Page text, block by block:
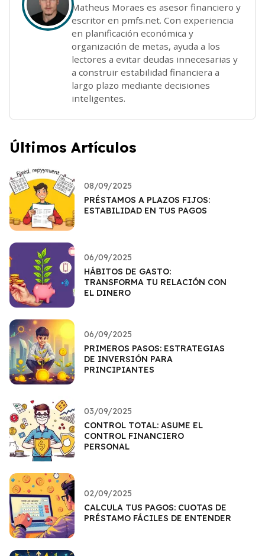
Matheus Moraes es asesor financiero y
escritor en pmfs.net. Con experiencia
en planificación económica y
organización de metas, ayuda a los
lectores a evitar deudas innecesarias y
a construir estabilidad financiera a
largo plazo mediante decisiones
inteligentes.
Últimos Artículos
08/09/2025
PRÉSTAMOS A PLAZOS FIJOS:
ESTABILIDAD EN TUS PAGOS
06/09/2025
HÁBITOS DE GASTO:
TRANSFORMA TU RELACIÓN CON
EL DINERO
06/09/2025
PRIMEROS PASOS: ESTRATEGIAS
DE INVERSIÓN PARA
PRINCIPIANTES
03/09/2025
CONTROL TOTAL: ASUME EL
CONTROL FINANCIERO
PERSONAL
02/09/2025
CALCULA TUS PAGOS: CUOTAS DE
PRÉSTAMO FÁCILES DE ENTENDER